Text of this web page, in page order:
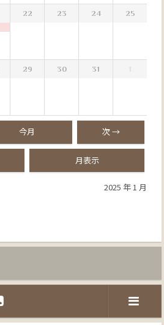
22 23 24 25
29 30 31
今月 次 →
月表示
2025 年 1 月